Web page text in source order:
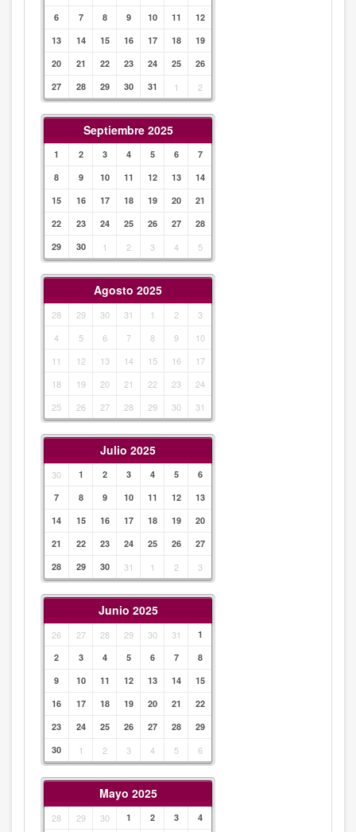
6
7 8 9 10 11
12
13
14 15 16 17 18
19
20
21 22 23 24 25
26
27
28 29 30 31 1 2
Septiembre 2025
1 2 3 4 5 6
7
8
9 10 11 12 13
14
15
16 17 18 19 20
21
22
23 24 25 26 27
28
29
30 1 2 3 4 5
Agosto 2025
28 29 30 31 1 2
3
4
5 6 7 8 9
10
11
12 13 14 15 16
17
18
19 20 21 22 23
24
25
26 27 28 29 30 31
Julio 2025
30 1 2 3 4 5
6
7
8 9 10 11 12
13
14
15 16 17 18 19
20
21
22 23 24 25 26
27
28
29 30 31 1 2 3
Junio 2025
26 27 28 29 30 31
1
2
3 4 5 6 7
8
9
10 11 12 13 14
15
16
17 18 19 20 21
22
23
24 25 26 27 28
29
30
1 2 3 4 5 6
Mayo 2025
28 29 30 1 2 3 4